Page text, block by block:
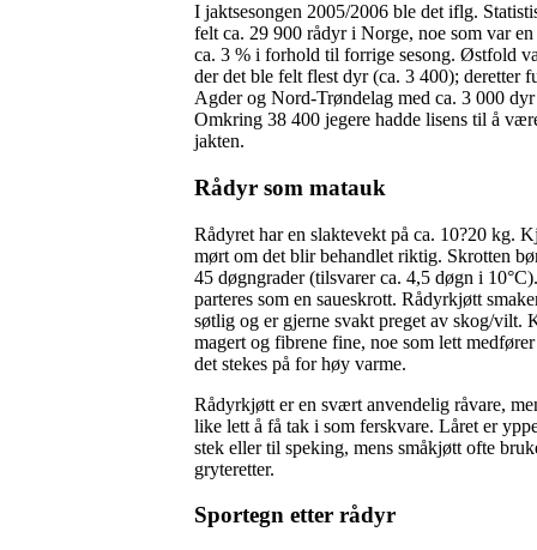
I jaktsesongen 2005/2006 ble det iflg.
felt ca. 29 900 rådyr i Norge, noe som var
ca. 3 % i forhold til forrige sesong. Østfold
der det ble felt flest dyr(ca. 3 400); deretter
Agder og Nord-Trøndelag med ca. 3 000 dyr
Omkring 38 400 jegere hadde lisens til å
jakten.
Rådyr som matauk
Rådyret har en slaktevekt på ca. 10?20 kg.
mørt om det blir behandlet riktig. Skrotten
45 døgngrader (tilsvarer ca. 4,5 døgn i
parteres som en saueskrott. Rådyrkjøtt
søtlig og er gjerne svakt preget av skog/vilt.
magert og fibrene fine, noe som lett
det stekes på for høy varme.
Rådyrkjøtt er en svært anvendelig råvare,
like lett å få tak i som ferskvare. Låret er
stek eller til speking, mens småkjøtt ofte
gryteretter.
Sportegn etter rådyr